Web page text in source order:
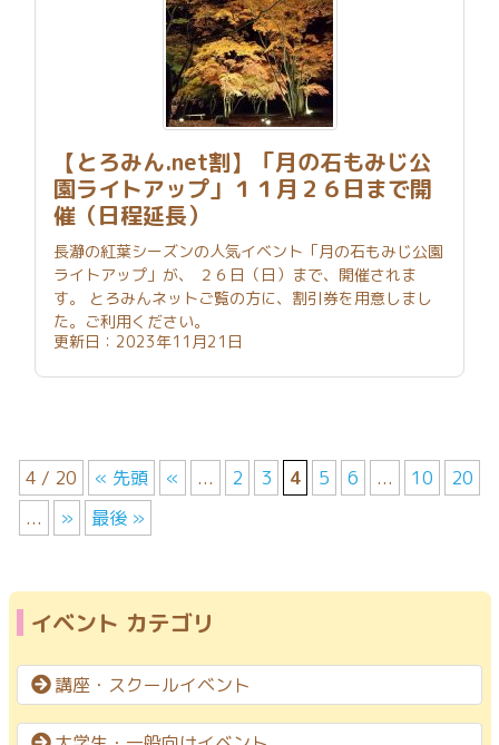
【とろみん.net割】「月の石もみじ公
園ライトアップ」１１月２６日まで開
催（日程延長）
長瀞の紅葉シーズンの人気イベント「月の石もみじ公園
ライトアップ」が、 ２６日（日）まで、開催されま
す。 とろみんネットご覧の方に、割引券を用意しまし
た。ご利用ください。
更新日：2023年11月21日
4 / 20 « 先頭 « ... 2 3 4 5 6 ... 10
20
...
» 最後 »
イベント カテゴリ
講座・スクールイベント